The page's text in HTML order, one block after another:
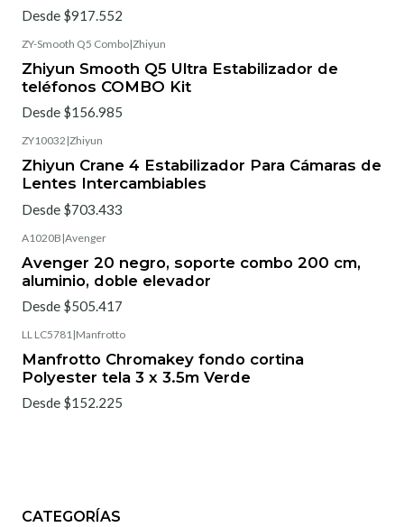
Desde $917.552
ZY-Smooth Q5 Combo|Zhiyun
Zhiyun Smooth Q5 Ultra Estabilizador de
teléfonos COMBO Kit
Desde $156.985
ZY10032 |Zhiyun
Zhiyun Crane 4 Estabilizador Para Cámaras de
Lentes Intercambiables
Desde $703.433
A1020B |Avenger
Avenger 20 negro, soporte combo 200 cm,
aluminio, doble elevador
Desde $505.417
LL LC5781 |Manfrotto
Manfrotto Chromakey fondo cortina
Polyester tela 3 x 3.5m Verde
Desde $152.225
CATEGORÍAS